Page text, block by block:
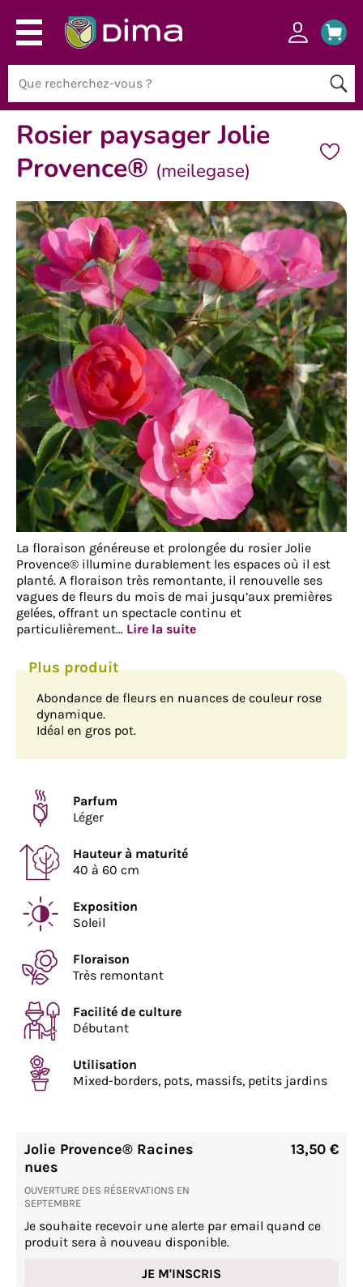
Rosier paysager Jolie
Provence® (meilegase)
La floraison généreuse et prolongée du rosier Jolie
Provence® illumine durablement les espaces où il est
planté. A floraison très remontante, il renouvelle ses
vagues de fleurs du mois de mai jusqu’aux premières
gelées, offrant un spectacle continu et
particulièrement… Lire la suite
Abondance de fleurs en nuances de couleur rose
dynamique.
Idéal en gros pot.
Parfum
Léger
Hauteur à maturité
40 à 60 cm
Exposition
Soleil
Floraison
Très remontant
Facilité de culture
Débutant
Utilisation
Mixed-borders, pots, massifs, petits jardins
Jolie Provence® Racines
nues
OUVERTURE DES RÉSERVATIONS EN
SEPTEMBRE
13,50 €
Je souhaite recevoir une alerte par email quand ce
produit sera à nouveau disponible.
JE M'INSCRIS